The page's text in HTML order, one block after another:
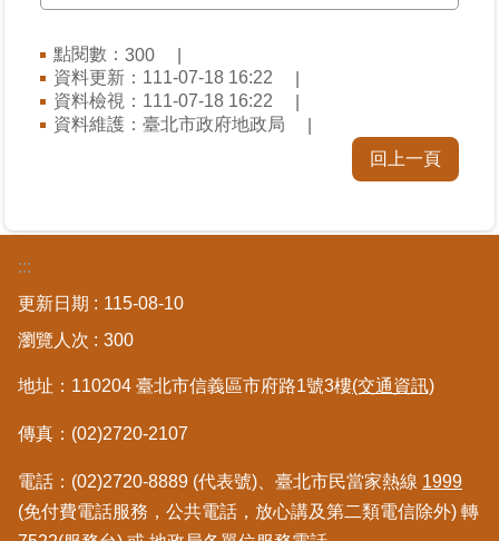
未
繼
承
建
物
示
專
網
站
點閱數： 300
資料更新：111-07-18 16:22
資料檢視：111-07-18 16:22
資料維護：臺北市政府地政局
回上一頁
:::
更新日期
115-08-10
瀏覽人次
300
地址：110204 臺北市信義區市府路1號3樓(交通資訊)
傳真：(02)2720-2107
電話：(02)2720-8889 (代表號)、臺北市民當家熱線 1999
(免付費電話服務，公共電話，放心講及第二類電信除外) 轉